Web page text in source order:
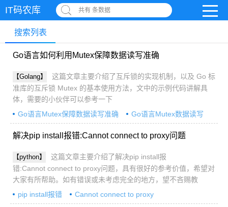
IT码农库 共有 条数据
搜索列表
Go语言如何利用Mutex保障数据读写准确
【Golang】
这篇文章主要介绍了互斥锁的实现机制，以及 Go 标
准库的互斥锁 Mutex 的基本使用方法，文中的示例代码讲解具
体，需要的小伙伴可以参考一下
Go语言Mutex保障数据读写准确
Go语言Mutex数据读写
Go语言Mutex
解决pip install报错:Cannot connect to proxy问题
【python】
这篇文章主要介绍了解决pip install报
错:Cannot connect to proxy问题，具有很好的参考价值，希望对
大家有所帮助。如有错误或未考虑完全的地方，望不吝赐教
pip install报错
Cannot connect to proxy
解决pip install报错问题